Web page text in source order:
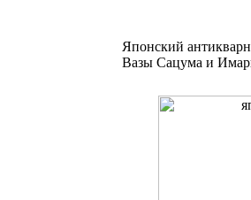
Японский
Вазы Сацума и